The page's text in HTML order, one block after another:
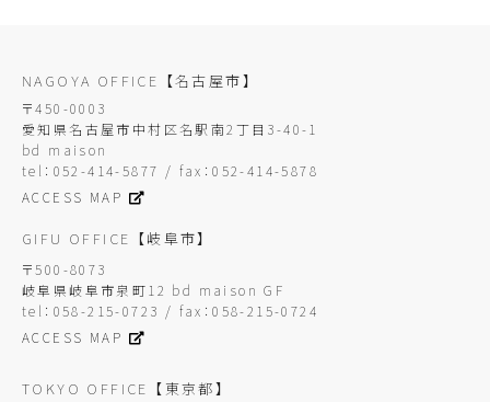
NAGOYA OFFICE 【名古屋市】
〒450-0003
愛知県名古屋市中村区名駅南2丁目3-40-1
bd maison
tel：052-414-5877 / fax：052-414-5878
ACCESS MAP
GIFU OFFICE 【岐阜市】
〒500-8073
岐阜県岐阜市泉町12 bd maison GF
tel：058-215-0723 / fax：058-215-0724
ACCESS MAP
TOKYO OFFICE 【東京都】